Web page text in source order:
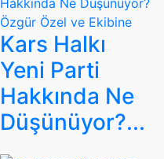
Kars Halkı
Yeni Parti
Hakkında Ne
Düşünüyor?...